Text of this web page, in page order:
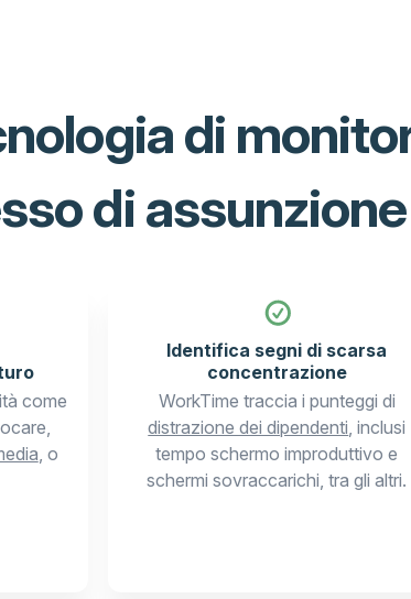
di
di assunzione
come
, o
Identifica segni di scarsa
concentrazione
WorkTime traccia i punteggi di
distrazione dei dipendenti, inclusi
tempo schermo improduttivo e
schermi sovraccarichi, tra gli altri.